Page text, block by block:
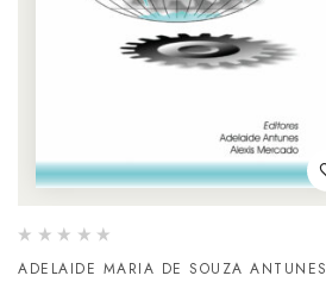
ADELAIDE MARIA DE SOUZA ANTUNES